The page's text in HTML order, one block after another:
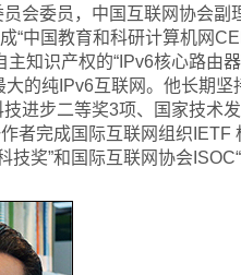
会委员，中国互联网协会副
中国教育和科研计算机网
知识产权的“IPv6核心路由
的纯IPv6互联网。他长期坚
进步二等奖3项、国家技术
者完成国际互联网组织IETF
奖”和国际互联网协会